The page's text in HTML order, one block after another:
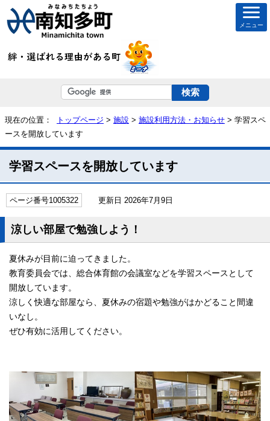
メニュー
現在の位置： トップページ > 施設 > 施設利用方法・お知らせ > 学習スペ
ースを開放しています
学習スペースを開放しています
ページ番号1005322 更新日 2026年7月9日
涼しい部屋で勉強しよう！
夏休みが目前に迫ってきました。
教育委員会では、総合体育館の会議室などを学習スペースとして
開放しています。
涼しく快適な部屋なら、夏休みの宿題や勉強がはかどること間違
いなし。
ぜひ有効に活用してください。